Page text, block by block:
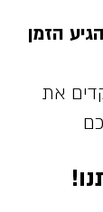
הזמן
את